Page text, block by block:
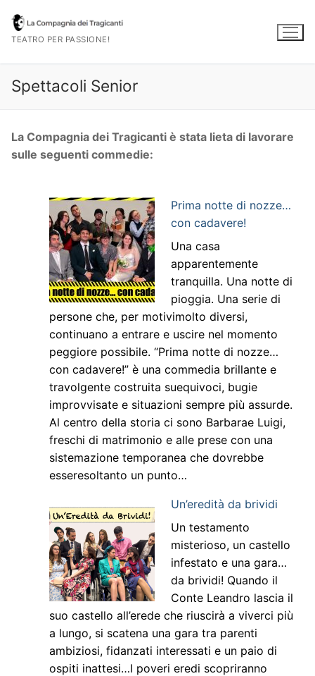
contenuto
TEATRO PER PASSIONE!
Spettacoli Senior
La Compagnia dei Tragicanti è stata lieta di lavorare
sulle seguenti commedie:
Prima notte di nozze…
con cadavere!
Una casa
apparentemente
tranquilla. Una notte di
pioggia. Una serie di
persone che, per motivimolto diversi,
continuano a entrare e uscire nel momento
peggiore possibile. “Prima notte di nozze…
con cadavere!” è una commedia brillante e
travolgente costruita suequivoci, bugie
improvvisate e situazioni sempre più assurde.
Al centro della storia ci sono Barbarae Luigi,
freschi di matrimonio e alle prese con una
sistemazione temporanea che dovrebbe
esseresoltanto un punto…
Un’eredità da brividi
Un testamento
misterioso, un castello
infestato e una gara…
da brividi! Quando il
Conte Leandro lascia il
suo castello all’erede che riuscirà a viverci più
a lungo, si scatena una gara tra parenti
ambiziosi, fidanzati interessati e un paio di
ospiti inattesi…I poveri eredi scopriranno